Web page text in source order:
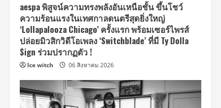
aespa พิสูจน์ความทรงพลังอันเหนือชั้น ขึ้นโชว์
ความร้อนแรงในเทศกาลดนตรีสุดยิ่งใหญ่
‘Lollapalooza Chicago’ ครั้งแรก พร้อมเซอร์ไพรส์
ปล่อยมิวสิกวิดีโอเพลง ‘Switchblade’ ที่มี Ty Dolla
$ign ร่วมปรากฏตัว !
Ice witch 06 สิงหาคม 2026